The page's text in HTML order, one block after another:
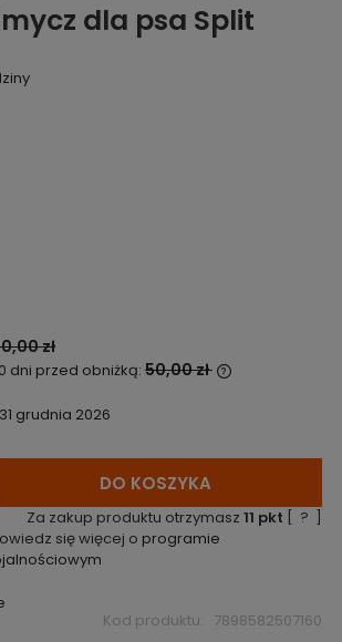
dla psa Split
zł
dni przed obniżką: 50,00 zł
pojawił się w
grudnia 2026
DO KOSZYKA
Za zakup produktu otrzymasz11 pkt [ ? ]
się więcej o programie
Kod produktu: 7898582507160